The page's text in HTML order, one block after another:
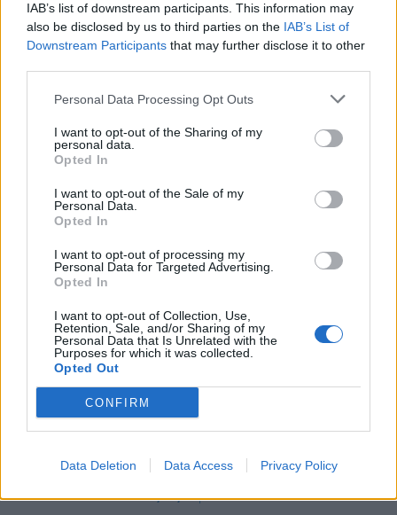
IAB’s list of downstream participants. This information may
also be disclosed by us to third parties on the IAB’s List of
Downstream Participants that may further disclose it to other
Personal Data Processing Opt Outs
I want to opt-out of the Sharing of my
personal data.
Opted In
I want to opt-out of the Sale of my
Personal Data.
Opted In
I want to opt-out of processing my
Personal Data for Targeted Advertising.
Opted In
I want to opt-out of Collection, Use,
Retention, Sale, and/or Sharing of my
Personal Data that Is Unrelated with the
Purposes for which it was collected.
Opted Out
CONFIRM
Data Deletion Data Access Privacy Policy
TP Greece: Πώς διαμορφώνεται το
μέλλον του Insurance στην εποχή του AI
Advertorial
Περισσότερα από το
Ταχιάος: Ξεκινούν από απόψε τα
δοκιμαστικά δρομολόγια της
επέκτασης του Μετρό
Θεσσαλονίκης προς την
Καλαμαριά
07/08/26|16:44